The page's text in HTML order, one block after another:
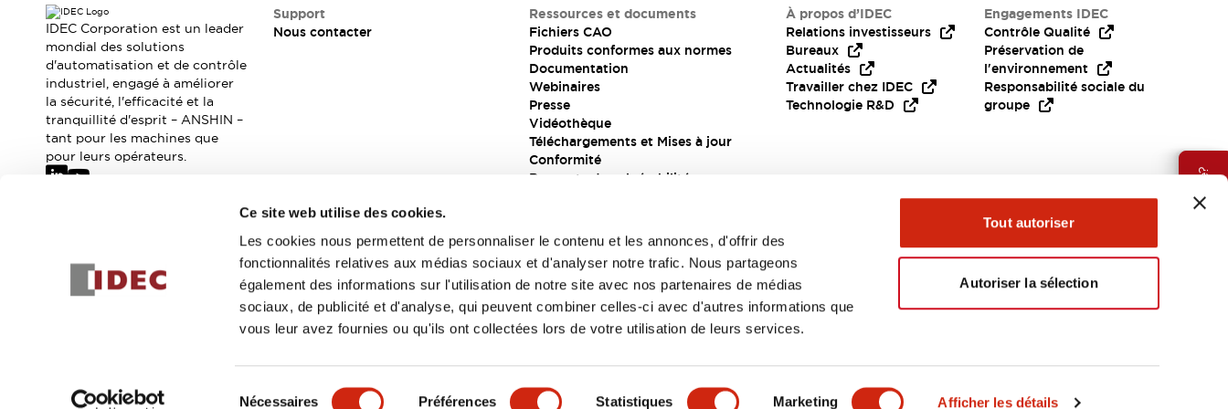
Ce site web utilise des cookies.
Les cookies nous permettent de personnaliser le contenu et les annonces, d'offrir des
fonctionnalités relatives aux médias sociaux et d'analyser notre trafic. Nous partageons
également des informations sur l'utilisation de notre site avec nos partenaires de médias
sociaux, de publicité et d'analyse, qui peuvent combiner celles-ci avec d'autres informations que
vous leur avez fournies ou qu'ils ont collectées lors de votre utilisation de leurs services.
Nécessaires Préférences Statistiques Marketing Afficher les détails
Tout autoriser
Autoriser la sélection
Lois et normes relatives à la sécurité
Cours sur l'équipement de sécurité
Tout explorer
Tout explorer
Ressources
Fichiers CAO
Produits conformes aux normes
Documentation
Rapports de vulnérabilité
Outils de sélection
Nous contacter
Besoin d'aide?
IDEC Corporation est un leader
mondial des solutions
d'automatisation et de contrôle
industriel, engagé à améliorer
la sécurité, l'efficacité et la
tranquillité d'esprit – ANSHIN –
tant pour les machines que
pour leurs opérateurs.
Support
Nous contacter
Ressources et documents
Fichiers CAO
Produits conformes aux normes
Documentation
Webinaires
Presse
Vidéothèque
Téléchargements et Mises à jour
Conformité
Rapports de vulnérabilité
À propos d’IDEC
Relations investisseurs
Bureaux
Actualités
Travailler chez IDEC
Technologie R&D
Engagements IDEC
Contrôle Qualité
Préservation de
l'environnement
Responsabilité sociale du
groupe
Inscrivez-vous
Politique de confidentialitéConditions générales EMEA